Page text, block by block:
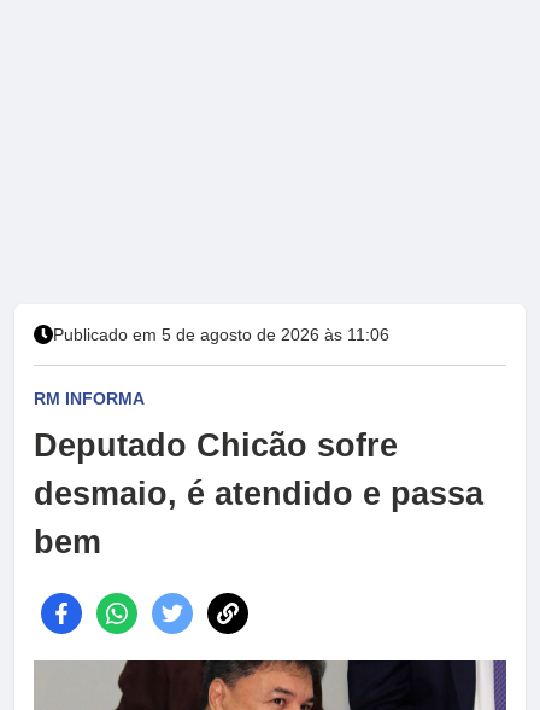
Publicado em 5 de agosto de 2026 às 11:06
RM INFORMA
Deputado Chicão sofre
desmaio, é atendido e passa
bem